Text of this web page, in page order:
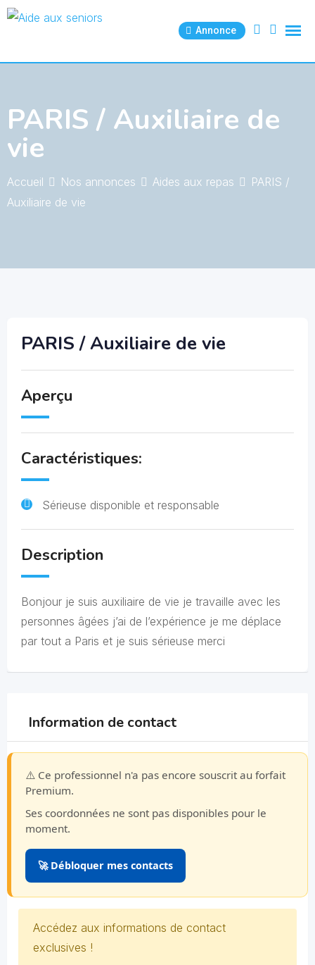
Skip
Annonce
PARIS / Auxiliaire de
vie
Accueil Nos annonces Aides aux repas
PARIS /
Auxiliaire de vie
PARIS / Auxiliaire de vie
Aperçu
Caractéristiques:
Sérieuse disponible et responsable
Description
Bonjour je suis auxiliaire de vie je travaille avec les
personnes âgées j’ai de l’expérience je me déplace
par tout a Paris et je suis sérieuse merci
Information de contact
⚠️ Ce professionnel n'a pas encore souscrit au forfait
Premium.
Ses coordonnées ne sont pas disponibles pour le
moment.
🚀 Débloquer mes contacts
Accédez aux informations de contact
exclusives !